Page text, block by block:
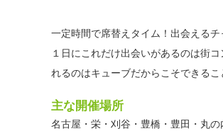
一定時間で席替えタイム！出会える
１日にこれだけ出会いがあるのは街
れるのはキューブだからこそできるこ
主な開催場所
名古屋・栄・刈谷・豊橋・豊田・丸